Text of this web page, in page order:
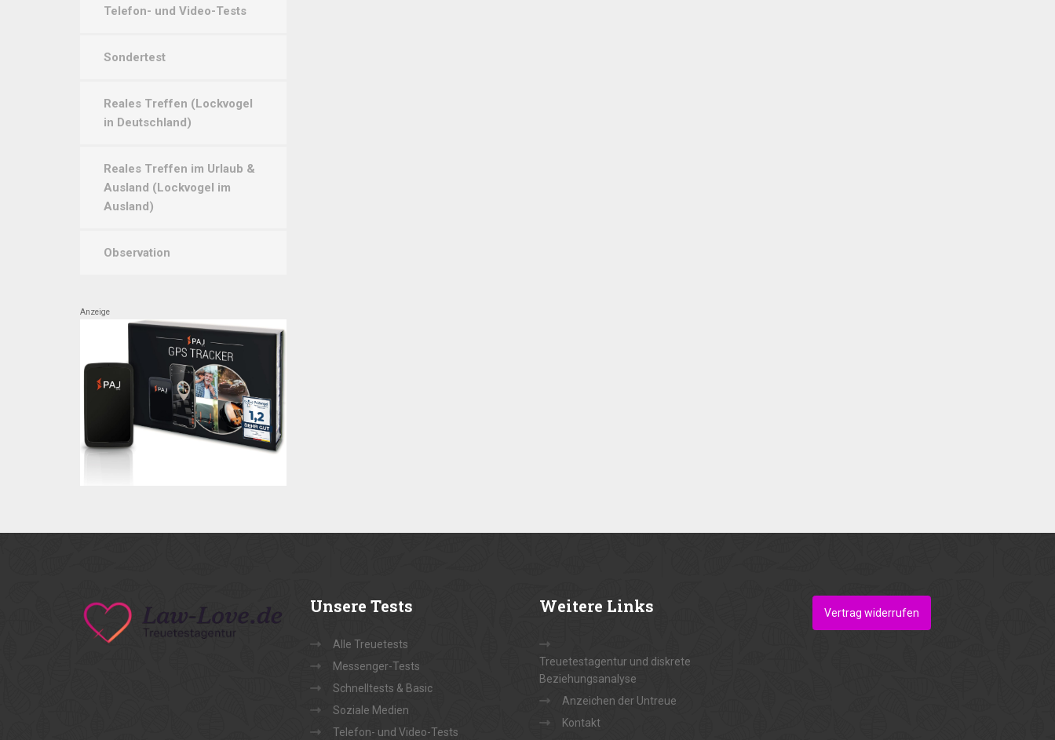
Telefon- und Video-Tests
Sondertest
Reales Treffen (Lockvogel
in Deutschland)
Reales Treffen im Urlaub &
Ausland (Lockvogel im
Ausland)
Observation
Anzeige
Unsere Tests
Alle Treuetests
Messenger-Tests
Schnelltests & Basic
Soziale Medien
Telefon- und Video-Tests
Weitere Links
Treuetestagentur und diskrete
Beziehungsanalyse
Anzeichen der Untreue
Kontakt
Vertrag widerrufen